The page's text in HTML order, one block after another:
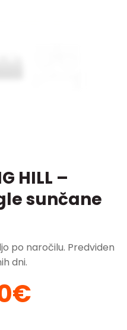
HILL –
sunčane
po naročilu. Predviden
dni.
€Trenutna